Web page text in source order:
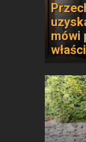
mówi